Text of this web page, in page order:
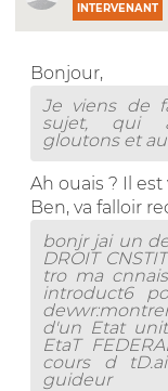
INTERVENANT
Bonjour,
Je viens de
sujet, qui
gloutons et
Ah ouais ? Il
Ben, va falloir
bonjr jai un
DROIT
tro ma
introduct6
d'un Etat
EtaT
cours d
guideur